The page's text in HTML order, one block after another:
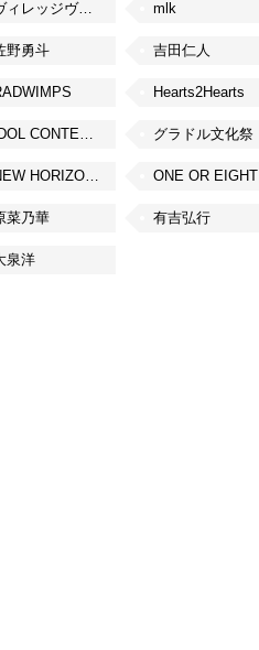
ヴィレッジヴァンガード mlk
野勇斗 吉田仁人
Hearts2Hearts
IDOL CONTENT EXPO グラドル文化祭
NEW HORIZON FEST ONE OR EIGHT
菜乃華 有吉弘行
泉洋